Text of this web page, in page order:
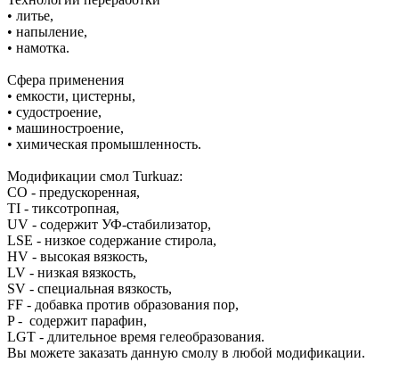
• литье,
• напыление,
• намотка.
Сфера применения
• емкости, цистерны,
• судостроение,
• машиностроение,
• химическая промышленность.
Модификации смол Turkuaz:
CO - предускоренная,
TI - тиксотропная,
UV - содержит УФ-стабилизатор,
LSE - низкое содержание стирола,
HV - высокая вязкость,
LV - низкая вязкость,
SV - специальная вязкость,
FF - добавка против образования пор,
P - содержит парафин,
LGT - длительное время гелеобразования.
Вы можете заказать данную смолу в любой модификации.